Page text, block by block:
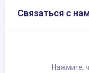
Связаться с
Нажмите,